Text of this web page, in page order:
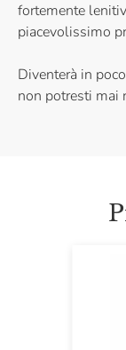
fortemente
piacevolissimo
Diventerà in
non potresti mai